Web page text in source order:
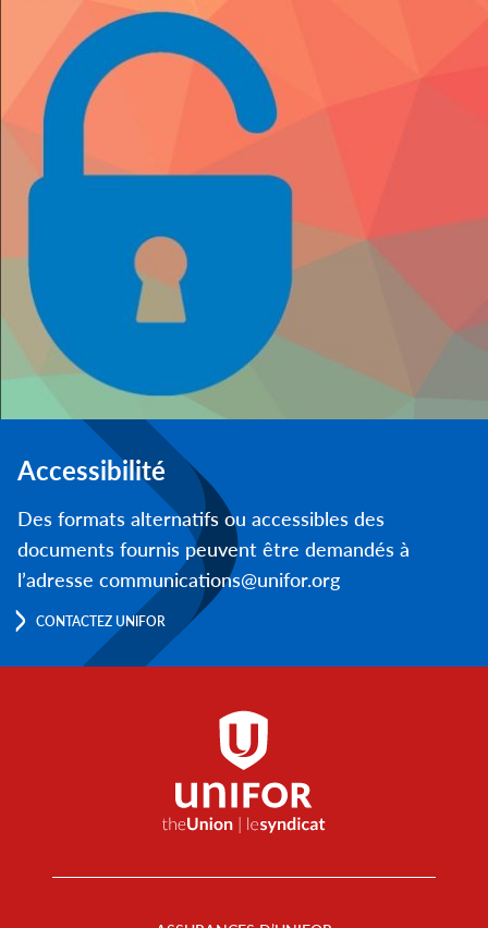
Accessibilité
Des formats alternatifs ou accessibles des
documents fournis peuvent être demandés à
l’adresse communications@unifor.org
CONTACTEZ UNIFOR